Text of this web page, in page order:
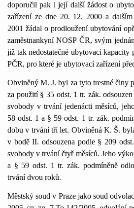
doporučil pak i její další žádost o
zařízení ze dne 20. 12. 2000 a
2001 žádal o prodloužení ubytování
zaměstnankyní NOSP ČR, svým
již tak nedostatečné ubytovací
PČR, pro které je ubytovací zařízení
Obviněný M. J. byl za tyto trestné činy
za použití § 35 odst. 1 tr. zák.
svobody v trvání jedenácti měsíců,
58 odst. 1 a § 59 odst. 1 tr. zák.
dobu v trvání tří let. Obviněná K. Š.
v bodě II. odsouzena podle § 209
svobody v trvání čtyř měsíců. Jeho
a § 59 odst. 1 tr. zák. podmíněně
trvání dvou roků.
Městský soud v Praze jako soud